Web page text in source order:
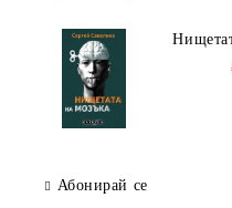
Абонирай се